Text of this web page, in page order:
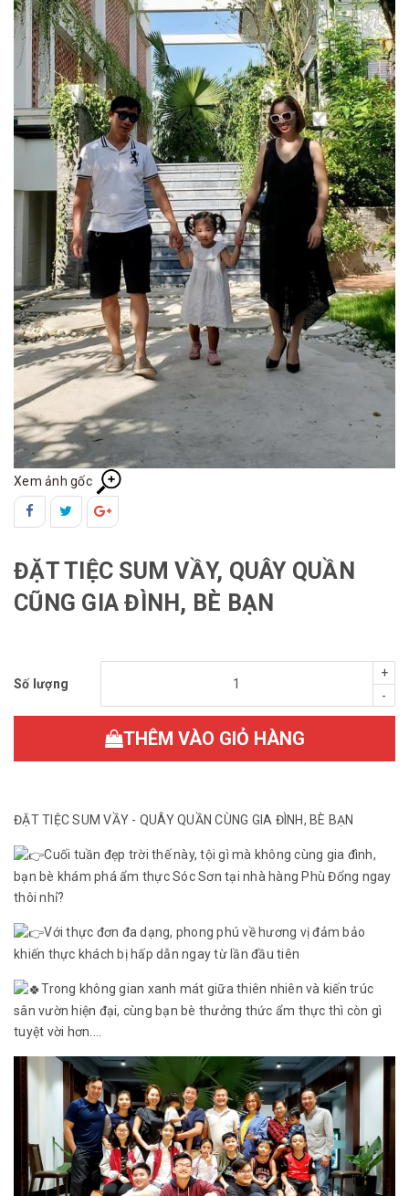
Xem ảnh gốc
ĐẶT TIỆC SUM VẦY, QUÂY QUẦN
CŨNG GIA ĐÌNH, BÈ BẠN
Số lượng
-
+
THÊM VÀO GIỎ HÀNG
ĐẶT TIỆC SUM VẦY - QUÂY QUẦN CÙNG GIA ĐÌNH, BÈ BẠN
Cuối tuần đẹp trời thế này, tội gì mà không cùng gia đình,
bạn bè khám phá ẩm thực Sóc Sơn tại nhà hàng Phù Đổng ngay
thôi nhỉ?
Với thực đơn đa dạng, phong phú về hương vị đảm bảo
khiến thực khách bị hấp dẫn ngay từ lần đầu tiên
Trong không gian xanh mát giữa thiên nhiên và kiến trúc
sân vườn hiện đại, cùng bạn bè thưởng thức ẩm thực thì còn gì
tuyệt vời hơn....